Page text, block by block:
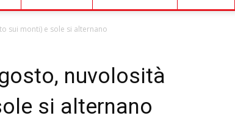
sui monti) e sole si alternano
nuvolosità
si alternano